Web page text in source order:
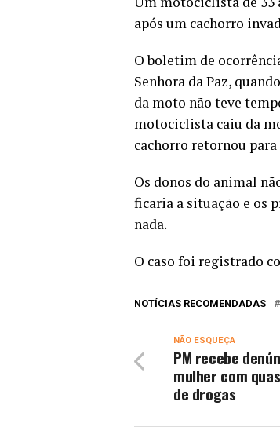
após um cachorro
O boletim de
Senhora da Paz,
da moto não teve
motociclista caiu da
cachorro retornou para
Os donos do animal
ficaria a situação e os
nada.
O caso foi registrado
NOTÍCIAS RECOMENDADAS
NÃO ESQUEÇA
PM recebe
mulher com
de drogas